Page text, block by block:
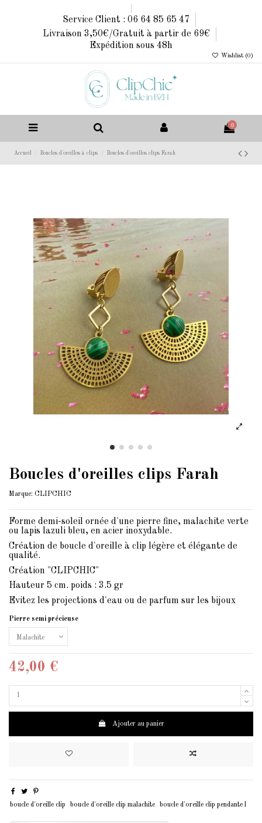
Service Client : 06 64 85 65 47
Livraison 3,50€/Gratuit à partir de 69€
Expédition sous 48h
Wishlist (0 )
0
Accueil Boucles d'oreilles à clips Boucles d'oreilles clips Farah
Boucles d'oreilles clips Farah
Marque: CLIPCHIC
Forme demi-soleil ornée d'une pierre fine, malachite verte
ou lapis lazuli bleu, en acier inoxydable.
Création de boucle d'oreille à clip légère et élégante de
qualité.
Création "CLIPCHIC"
Hauteur 5 cm. poids : 3.5 gr
Evitez les projections d'eau ou de parfum sur les bijoux
Pierre semi précieuse
42,00 €
Ajouter au panier
boucle d'oreille clip boucle d'oreille clip malachite boucle d'oreille clip pendante l